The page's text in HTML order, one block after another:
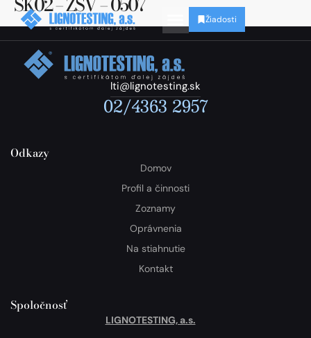
Žiadosti
lti@lignotesting.sk
02/4363 2957
Odkazy
Domov
Profil a činnosti
Zoznamy
Oprávnenia
Na stiahnutie
Kontakt
Spoločnosť
LIGNOTESTING, a.s.